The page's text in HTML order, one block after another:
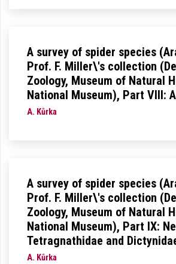
A survey of spider species
Prof. F. Miller\'s collection
Zoology, Museum of Natural
National Museum), Part VIII:
A. Kůrka
A survey of spider species
Prof. F. Miller\'s collection
Zoology, Museum of Natural
National Museum), Part IX:
Tetragnathidae and
A. Kůrka